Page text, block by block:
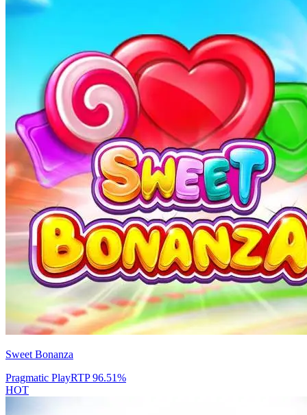
Sweet Bonanza
Pragmatic PlayRTP96.51%
HOT